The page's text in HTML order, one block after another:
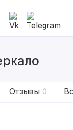
Отзывы 0